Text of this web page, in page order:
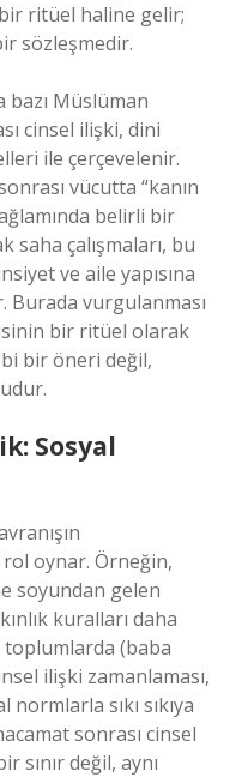
ritüel haline gelir;
sözleşmedir.
bazı Müslüman
cinsel ilişki, dini
ile çerçevelenir.
vücutta “kanın
belirli bir
saha çalışmaları, bu
ve aile yapısına
vurgulanması
bir ritüel olarak
bir öneri değil,
Sosyal
oynar. Örneğin,
soyundan gelen
kuralları daha
(baba
ilişki zamanlaması,
sıkı sıkıya
sonrası cinsel
sınır değil, aynı